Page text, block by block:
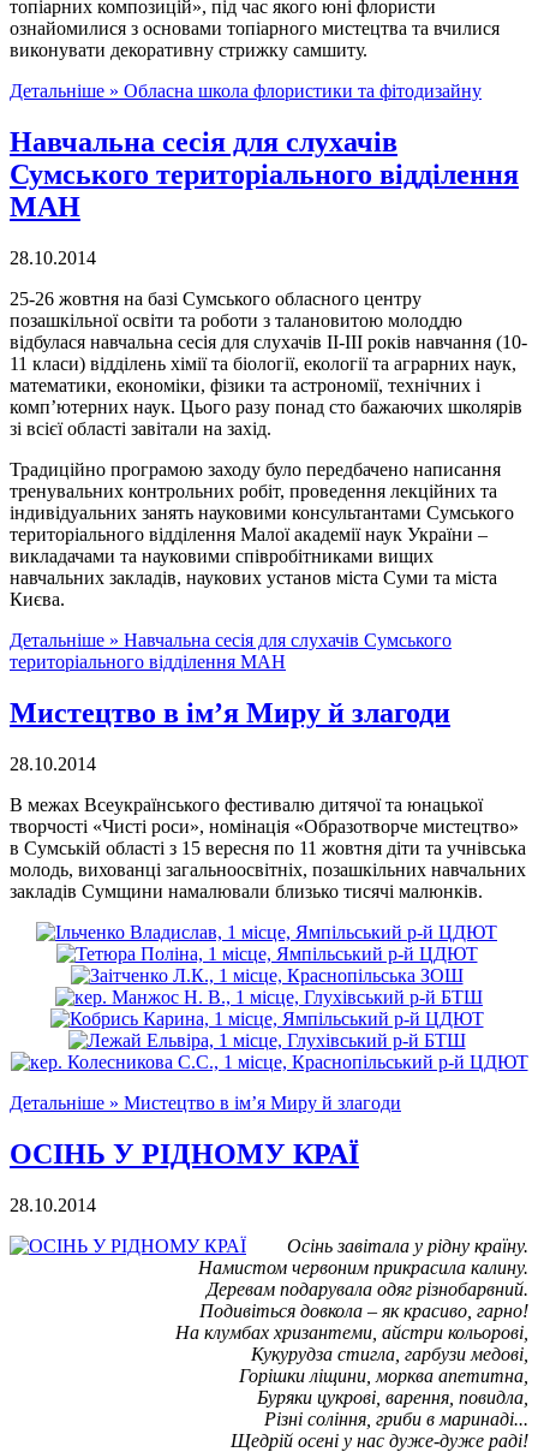
топіарних композицій», під час якого юні флористи
ознайомилися з основами топіарного мистецтва та вчилися
виконувати декоративну стрижку самшиту.
Детальніше » Обласна школа флористики та фітодизайну
Навчальна сесія для слухачів
Сумського територіального відділення
МАН
28.10.2014
25-26 жовтня на базі Сумського обласного центру
позашкільної освіти та роботи з талановитою молоддю
відбулася навчальна сесія для слухачів ІІ-ІІІ років навчання (10-
11 класи) відділень хімії та біології, екології та аграрних наук,
математики, економіки, фізики та астрономії, технічних і
комп’ютерних наук. Цього разу понад сто бажаючих школярів
зі всієї області завітали на захід.
Традиційно програмою заходу було передбачено написання
тренувальних контрольних робіт, проведення лекційних та
індивідуальних занять науковими консультантами Сумського
територіального відділення Малої академії наук України –
викладачами та науковими співробітниками вищих
навчальних закладів, наукових установ міста Суми та міста
Києва.
Детальніше » Навчальна сесія для слухачів Сумського
територіального відділення МАН
Мистецтво в ім’я Миру й злагоди
28.10.2014
В межах Всеукраїнського фестивалю дитячої та юнацької
творчості «Чисті роси», номінація «Образотворче мистецтво»
в Сумській області з 15 вересня по 11 жовтня діти та учнівська
молодь, вихованці загальноосвітніх, позашкільних навчальних
закладів Сумщини намалювали близько тисячі малюнків.
Детальніше » Мистецтво в ім’я Миру й злагоди
ОСІНЬ У РІДНОМУ КРАЇ
28.10.2014
Осінь завітала у рідну країну.
Намистом червоним прикрасила калину.
Деревам подарувала одяг різнобарвний.
Подивіться довкола – як красиво, гарно!
На клумбах хризантеми, айстри кольорові,
Кукурудза стигла, гарбузи медові,
Горішки ліщини, морква апетитна,
Буряки цукрові, варення, повидла,
Різні соління, гриби в маринаді...
Щедрій осені у нас дуже-дуже раді!